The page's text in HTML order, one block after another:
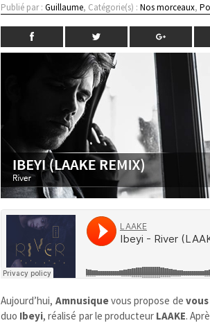
Publié par :Guillaume, Catégorie(s) :Nos morceaux,
Aujourd’hui, Amnusiquevous propose de
duo Ibeyi, réalisé par le producteur LAAKE.